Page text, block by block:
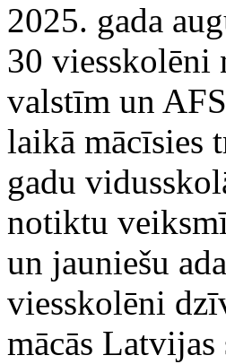
2025. gada
30 viesskolēni
valstīm un
laikā mācīsies
gadu
notiktu
un jauniešu
viesskolēni
mācās Latvijas